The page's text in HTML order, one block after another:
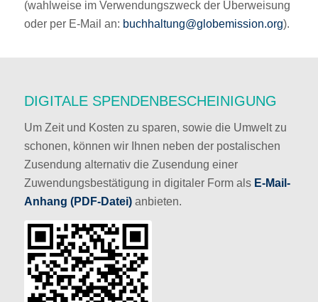
(wahlweise im Verwendungszweck der Überweisung
oder per E-Mail an: buchhaltung@globemission.org).
DIGITALE SPENDENBESCHEINIGUNG
Um Zeit und Kosten zu sparen, sowie die Umwelt zu
schonen, können wir Ihnen neben der postalischen
Zusendung alternativ die Zusendung einer
Zuwendungsbestätigung in digitaler Form als E-Mail-
Anhang (PDF-Datei)anbieten.